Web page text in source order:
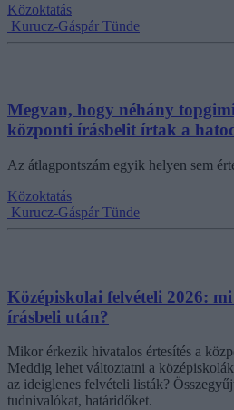
Közoktatás
Kurucz-Gáspár Tünde
Megvan, hogy néhány
központi írásbelit írtak a
Az átlagpontszám egyik helyen sem
Közoktatás
Kurucz-Gáspár Tünde
Középiskolai felvételi 2026:
írásbeli után?
Mikor érkezik hivatalos értesítés a
Meddig lehet változtatni a
az ideiglenes felvételi listák?
tudnivalókat, határidőket.